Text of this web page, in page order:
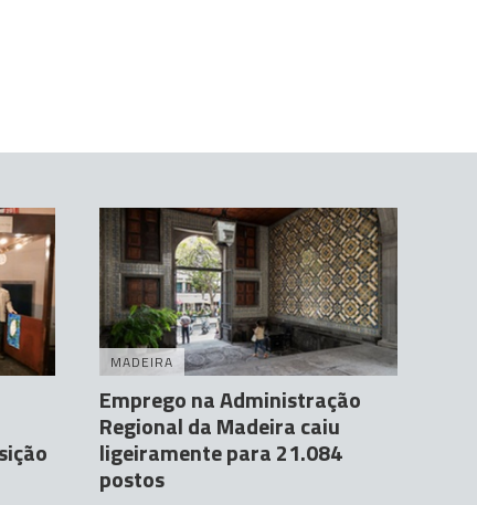
MADEIRA
Emprego na Administração
Regional da Madeira caiu
ligeiramente para 21.084
postos